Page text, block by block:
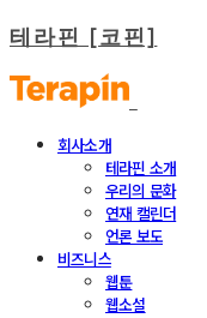
테라핀 [코핀]
회사소개
테라핀 소개
우리의 문화
연재 캘린더
언론 보도
비즈니스
웹툰
웹소설